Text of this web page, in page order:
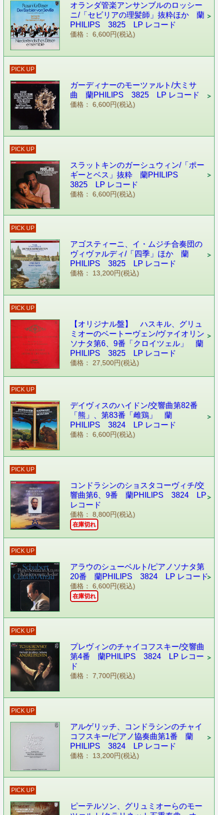
オランダ管楽アンサンブルのロッシー
ニ/「セビリアの理髪師」抜粋ほか 蘭
PHILIPS 3825 LP レコード
価格： 6,600円(税込)
PICK UP
ガーディナーのモーツァルト/大ミサ
曲 蘭PHILIPS 3825 LP レコード
価格： 6,600円(税込)
PICK UP
スラットキンのガーシュウィン/「ポー
ギーとベス」抜粋 蘭PHILIPS
3825 LP レコード
価格： 6,600円(税込)
PICK UP
アゴスティーニ、イ・ムジチ合奏団の
ヴィヴァルディ/「四季」ほか 蘭
PHILIPS 3825 LP レコード
価格： 13,200円(税込)
PICK UP
【オリジナル盤】 ハスキル、グリュ
ミオーのベートーヴェン/ヴァイオリン
ソナタ第6、9番「クロイツェル」 蘭
PHILIPS 3825 LP レコード
価格： 27,500円(税込)
PICK UP
デイヴィスのハイドン/交響曲第82番
「熊」、第83番「雌鶏」 蘭
PHILIPS 3824 LP レコード
価格： 6,600円(税込)
PICK UP
コンドラシンのショスタコーヴィチ/交
響曲第6、9番 蘭PHILIPS 3824 LP
レコード
価格： 8,800円(税込)
在庫切れ
PICK UP
アラウのシューベルト/ピアノソナタ第
20番 蘭PHILIPS 3824 LP レコード
価格： 6,600円(税込)
在庫切れ
PICK UP
プレヴィンのチャイコフスキー/交響曲
第4番 蘭PHILIPS 3824 LP レコー
ド
価格： 7,700円(税込)
PICK UP
アルゲリッチ、コンドラシンのチャイ
コフスキー/ピアノ協奏曲第1番 蘭
PHILIPS 3824 LP レコード
価格： 13,200円(税込)
PICK UP
ピーテルソン、グリュミオーらのモー